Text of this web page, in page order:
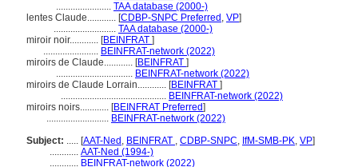
....................... TAA database (2000-)
lentes Claude............ [CDBP-SNPC Preferred , VP]
.......................... TAA database (2000-)
miroir noir............ [BEINFRAT ]
....................... BEINFRAT-network (2022)
miroirs de Claude............ [BEINFRAT ]
................................ BEINFRAT-network (2022)
miroirs de Claude Lorrain............ [BEINFRAT ]
............................................ BEINFRAT-network (2022)
miroirs noirs............ [BEINFRAT Preferred]
.......................... BEINFRAT-network (2022)
Subject: ..... [AAT-Ned , BEINFRAT , CDBP-SNPC, IfM-SMB-PK, VP]
............ AAT-Ned (1994-)
............ BEINFRAT-network (2022)